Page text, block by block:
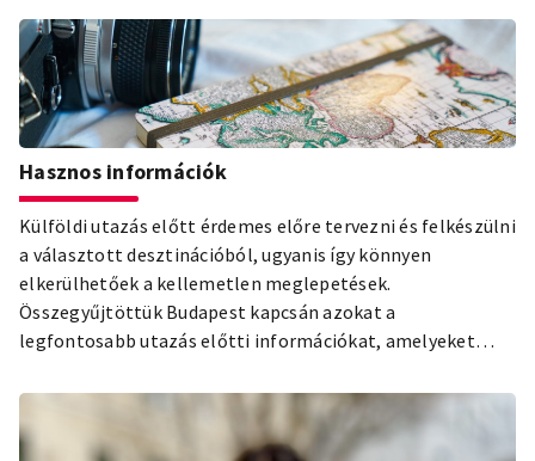
néhány a top látnivalók közül, amit nem hagyhatsz ki a
budapesti látogatásod során! Ismerd meg a legszebb és
legnépszerűbb attrakciókat, és hagyd, hogy a magyar
főváros sokszínűsége elvarázsoljon!
Hasznos információk
Külföldi utazás előtt érdemes előre tervezni és felkészülni
a választott desztinációból, ugyanis így könnyen
elkerülhetőek a kellemetlen meglepetések.
Összegyűjtöttük Budapest kapcsán azokat a
legfontosabb utazás előtti információkat, amelyeket